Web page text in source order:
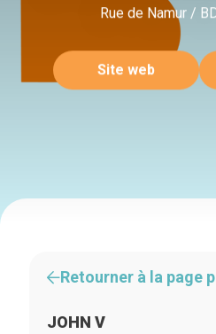
Rue de Namur /
Site web
Retourner à la page
JOHN V